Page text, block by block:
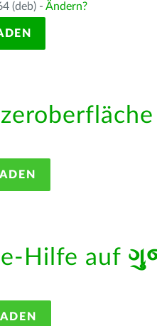
(deb) - Ändern?
Hilfe auf